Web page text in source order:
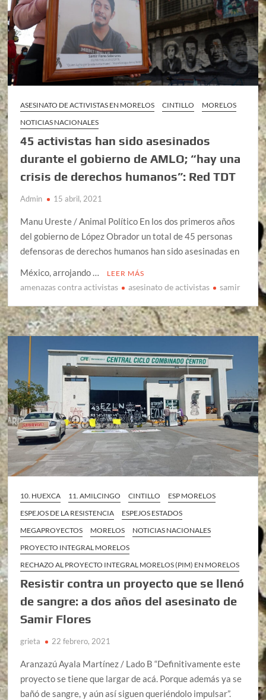
ASESINATO DE ACTIVISTAS EN MORELOS CINTILLO
MORELOS
NOTICIAS NACIONALES
45 activistas han sido asesinados
durante el gobierno de AMLO; “hay una
crisis de derechos humanos”: Red TDT
Admin 15 abril, 2021
Manu Ureste / Animal Político En los dos primeros años
del gobierno de López Obrador un total de 45 personas
defensoras de derechos humanos han sido asesinadas en
México, arrojando …
LEER MÁS
amenazas contra activistas asesinato de activistas samir
10. HUEXCA 11. AMILCINGO CINTILLO
ESP MORELOS
ESPEJOS DE LA RESISTENCIA
ESPEJOS ESTADOS
MEGAPROYECTOS
MORELOS
NOTICIAS NACIONALES
PROYECTO INTEGRAL MORELOS
RECHAZO AL PROYECTO INTEGRAL MORELOS (PIM) EN MORELOS
Resistir contra un proyecto que se llenó
de sangre: a dos años del asesinato de
Samir Flores
grieta 22 febrero, 2021
Aranzazú Ayala Martínez / Lado B “Definitivamente este
proyecto se tiene que largar de acá. Porque además ya se
bañó de sangre, y aún así siguen queriéndolo impulsar”.